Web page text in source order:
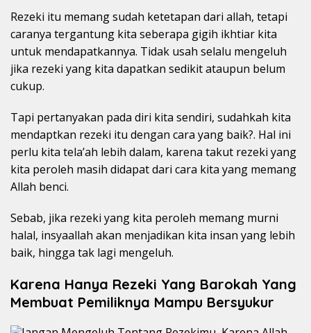
Rezeki itu memang sudah ketetapan dari allah, tetapi
caranya tergantung kita seberapa gigih ikhtiar kita
untuk mendapatkannya. Tidak usah selalu mengeluh
jika rezeki yang kita dapatkan sedikit ataupun belum
cukup.
Tapi pertanyakan pada diri kita sendiri, sudahkah kita
mendaptkan rezeki itu dengan cara yang baik?. Hal ini
perlu kita tela’ah lebih dalam, karena takut rezeki yang
kita peroleh masih didapat dari cara kita yang memang
Allah benci.
Sebab, jika rezeki yang kita peroleh memang murni
halal, insyaallah akan menjadikan kita insan yang lebih
baik, hingga tak lagi mengeluh.
Karena Hanya Rezeki Yang Barokah Yang
Membuat Pemiliknya Mampu Bersyukur